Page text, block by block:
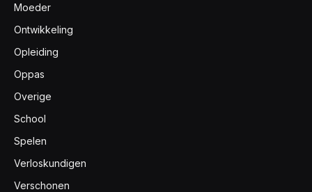
Moeder
Ontwikkeling
Opleiding
Oppas
Overige
School
Spelen
Verloskundigen
Verschonen